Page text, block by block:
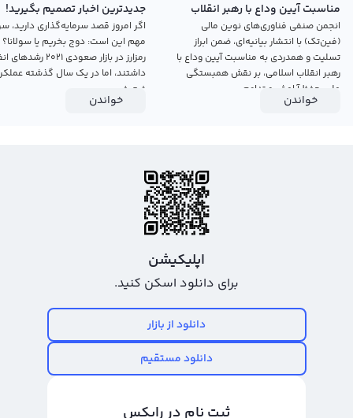
مناسبت آیین وداع با رهبر انقلاب
اسلامی
انجمن صنفی فناوری‌های نوین مالی
(فین‌تک) با انتشار بیانیه‌ای، ضمن ابراز
تسلیت و همدردی به مناسبت آیین وداع با
رهبر انقلاب اسلامی، بر نقش همبستگی
ملی، حفظ آرامش و تداوم...
خواندن
جدیدترین اخبار تصمیم بگیرید!
اگر امروز قصد سرمایه‌گذاری دارید،
مهم این است: دوج بخریم یا
رمزارز در بازار صعودی ۲۰۲۱
داشتند، اما در یک سال گذشته
ضعیفی...
خواندن
اپلیکیشن
برای دانلود اسکن کنید.
دانلود از بازار
دانلود مستقیم
ثبت نام در رابکس